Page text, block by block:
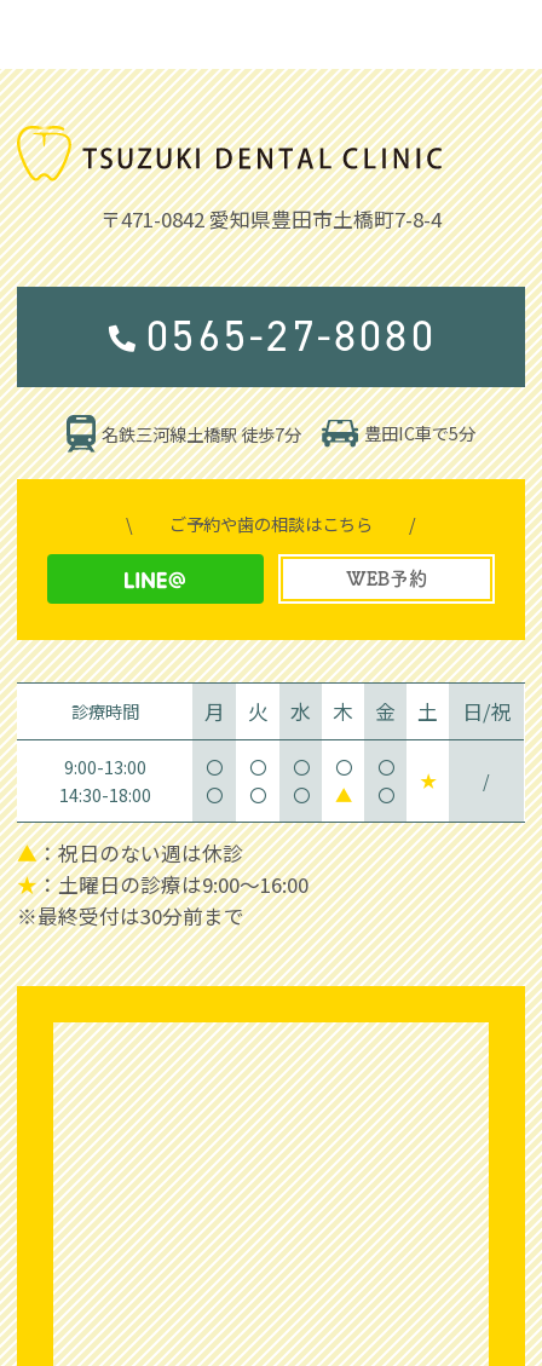
〒471-0842愛知県豊田市土橋町7-8-4
0565-27-8080
名鉄三河線土橋駅 徒歩7分 豊田IC車で5分
\ ご予約や歯の相談はこちら /
WEB予約
診療時間 月 火 水 木 金 土 日/祝
9:00-13:00 〇 〇 〇 〇 〇
★ /
14:30-18:00 〇 〇 〇 ▲ 〇
▲：祝日のない週は休診
★：土曜日の診療は9:00～16:00
※最終受付は30分前まで